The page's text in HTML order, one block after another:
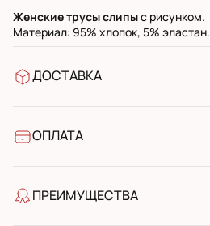
Женские трусы слипыс рисунком.
Материал: 95% хлопок, 5% эластан.
ДОСТАВКА
УкрПочта стандарт
ОПЛАТА
Банковский перевод
ПРЕИМУЩЕСТВА